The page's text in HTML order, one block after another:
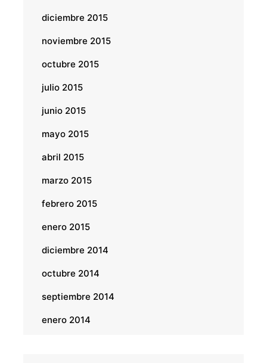
diciembre 2015
noviembre 2015
octubre 2015
julio 2015
junio 2015
mayo 2015
abril 2015
marzo 2015
febrero 2015
enero 2015
diciembre 2014
octubre 2014
septiembre 2014
enero 2014